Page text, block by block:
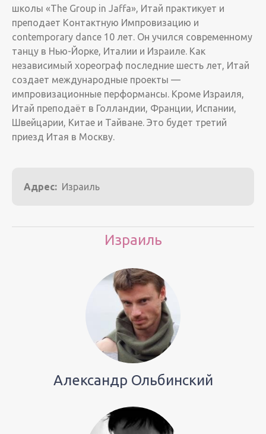
школы «The Group in Jaffa», Итай практикует и
преподает Контактную Импровизацию и
contemporary dance 10 лет. Он учился современному
танцу в Нью-Йорке, Италии и Израиле. Как
независимый хореограф последние шесть лет, Итай
создает международные проекты —
импровизационные перформансы. Кроме Израиля,
Итай преподаёт в Голландии, Франции, Испании,
Швейцарии, Китае и Тайване. Это будет третий
приезд Итая в Москву.
Адрес: Израиль
Израиль
Александр Ольбинский